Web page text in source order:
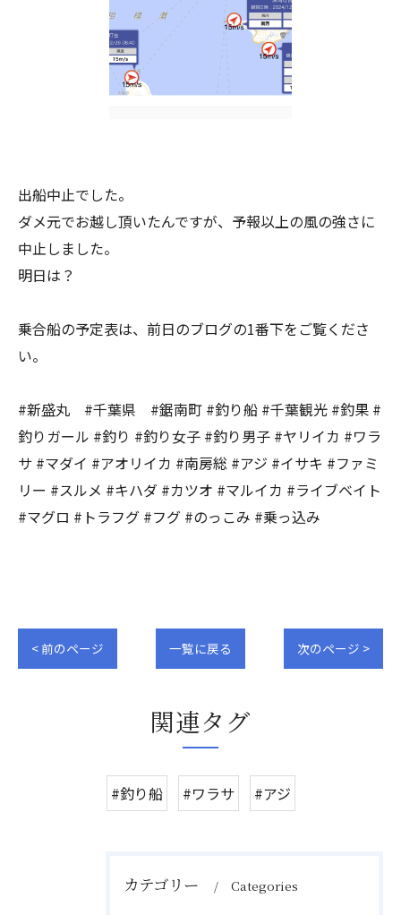
出船中止でした。
ダメ元でお越し頂いたんですが、予報以上の風の強さに
中止しました。
明日は？
乗合船の予定表は、前日のブログの1番下をご覧くださ
い。
#新盛丸 #千葉県 #鋸南町 #釣り船 #千葉観光 #釣果 #
釣りガール #釣り #釣り女子 #釣り男子 #ヤリイカ #ワラ
サ #マダイ #アオリイカ #南房総 #アジ #イサキ #ファミ
リー #スルメ #キハダ #カツオ #マルイカ #ライブベイト
#マグロ #トラフグ #フグ #のっこみ #乗っ込み
< 前のページ 一覧に戻る 次のページ >
関連タグ
#釣り船 #ワラサ #アジ
カテゴリー Categories